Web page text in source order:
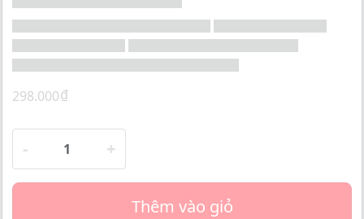
298.000₫
- +
Thêm vào giỏ